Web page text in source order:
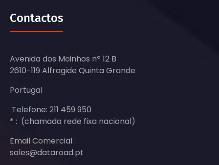
Contactos
Avenida dos Moinhos nº 12 B
2610-119 Alfragide Quinta Grande
Portugal
Telefone: 211 459 950
* : (chamada rede fixa nacional)
Email Comercial :
sales@dataroad.pt